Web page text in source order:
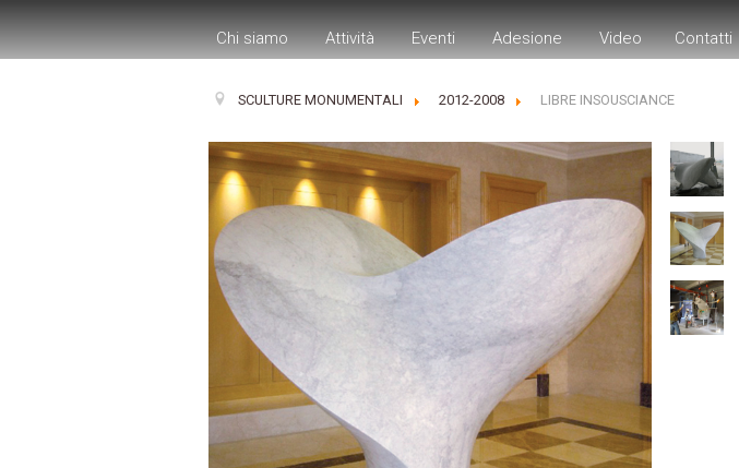
Chi siamo Attività Eventi Adesione Video Contatti
SCULTURE MONUMENTALI 2012-2008 LIBRE INSOUSCIANCE